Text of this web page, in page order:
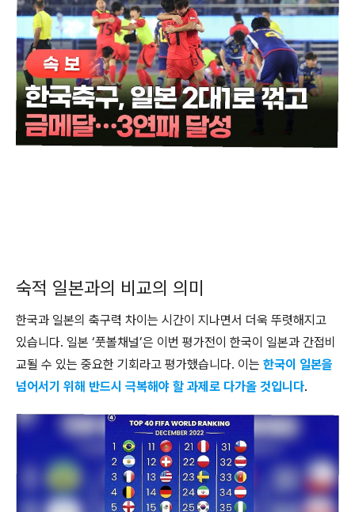
숙적 일본과의 비교의 의미
한국과 일본의 축구력 차이는 시간이 지나면서 더욱 뚜렷해지고
있습니다. 일본 ‘풋볼채널’은 이번 평가전이 한국이 일본과 간접비
교될 수 있는 중요한 기회라고 평가했습니다. 이는 한국이 일본을
넘어서기 위해 반드시 극복해야 할 과제로 다가올 것입니다.